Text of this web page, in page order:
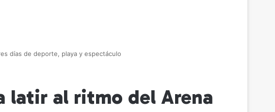
días de deporte, playa y espectáculo
latir al ritmo del Arena